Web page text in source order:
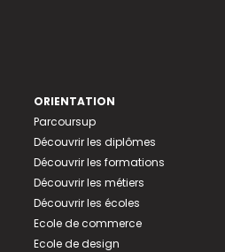
ORIENTATION
Parcoursup
Découvrir les diplômes
Découvrir les formations
Découvrir les métiers
Découvrir les écoles
Ecole de commerce
Ecole de design